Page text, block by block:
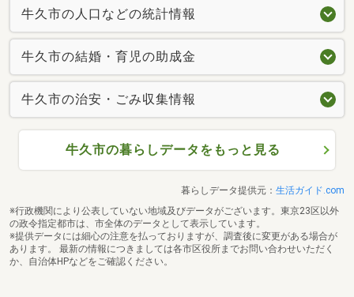
牛久市の人口などの統計情報
牛久市の結婚・育児の助成金
牛久市の治安・ごみ収集情報
牛久市の暮らしデータをもっと見る
暮らしデータ提供元： 生活ガイド.com
※行政機関により公表していない地域及びデータがございます。東京23区以外
の政令指定都市は、市全体のデータとして表示しています。
※提供データには細心の注意を払っておりますが、調査後に変更がある場合が
あります。 最新の情報につきましては各市区役所までお問い合わせいただく
か、自治体HPなどをご確認ください。